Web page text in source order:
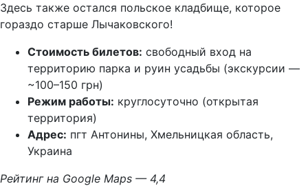
Здесь также остался польское кладбище, которое
гораздо старше Лычаковского!
Стоимость билетов: свободный вход на
территорию парка и руин усадьбы (экскурсии —
~100–150 грн)
Режим работы: круглосуточно (открытая
территория)
Адрес: пгт Антонины, Хмельницкая область,
Украина
Рейтинг на Google Maps — 4,4